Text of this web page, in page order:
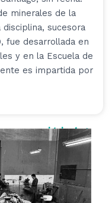
minerales de la
sucesora
fue desarrollada en
y en la Escuela de
es impartida por
siguiente >